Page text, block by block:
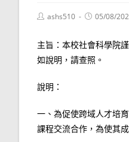
Postashs510
Post05/08/
主旨：本校社會科學院
如說明，請查照。
說明：
一、為促使跨域人才培
課程交流合作，為使其